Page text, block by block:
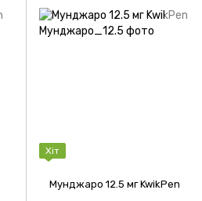
Хіт
Мунджаро 12.5 мг KwikPen